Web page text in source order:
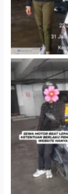
Cityplaza
Gedung